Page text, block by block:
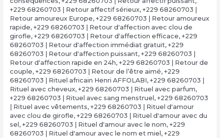
+229 68260703 | Retour affectif sérieux, +229 68260703 |
Retour amoureux Europe, +229 68260703 | Retour amoureux
rapide, +229 68260703 | Retour d'affection avec clou de
girofle, +229 68260703 | Retour d'affection efficace, +229
68260703 | Retour d'affection immédiat gratuit, +229
68260703 | Retour d'affection puissant, +229 68260703 |
Retour d'affection rapide en 24h, +229 68260703 | Retour de
couple, +229 68260703 | Retour de l’être aimé, +229
68260703 | Rituel africain Henri AFFOLABI, +229 68260703 |
Rituel avec cheveux, +229 68260703 | Rituel avec parfum,
+229 68260703 | Rituel avec sang menstruel , +229 68260703
| Rituel avec vêtements, +229 68260703 | Rituel d'amour
avec clou de girofle, +229 68260703 | Rituel d'amour avec du
sel , +229 68260703 | Rituel d'amour avec le nom, +229
68260703 | Rituel d'amour avec le nom et miel , +229